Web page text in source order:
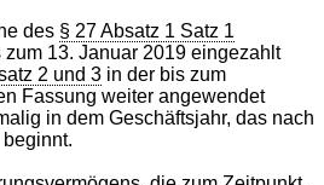
des § 27 Absatz 1 Satz 1
zum 13. Januar 2019 eingezahlt
2 und 3 in der bis zum
Fassung weiter angewendet
in dem Geschäftsjahr, das nach